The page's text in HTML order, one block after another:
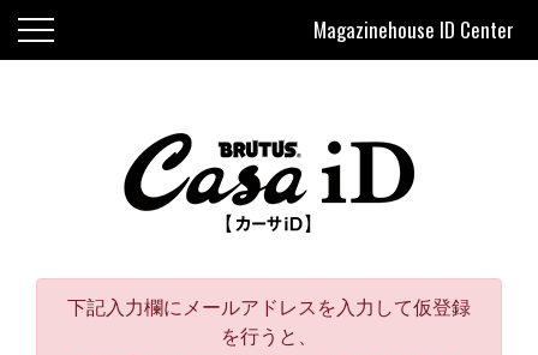
Magazinehouse ID Center
下記入力欄にメールアドレスを入力して仮登録
を行うと、